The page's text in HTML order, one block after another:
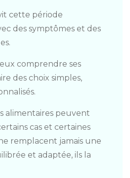
cette période
des symptômes et des
comprendre ses
des choix simples,
alimentaires peuvent
cas et certaines
remplacent jamais une
et adaptée, ils la